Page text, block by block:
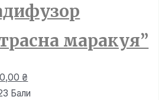
маракуя”
₴
ціна:
Бали